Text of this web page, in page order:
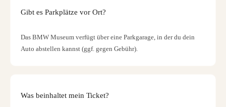
Gibt es Parkplätze vor Ort?
Das BMW Museum verfügt über eine Parkgarage, in der du dein
Auto abstellen kannst (ggf. gegen Gebühr).
Was beinhaltet mein Ticket?